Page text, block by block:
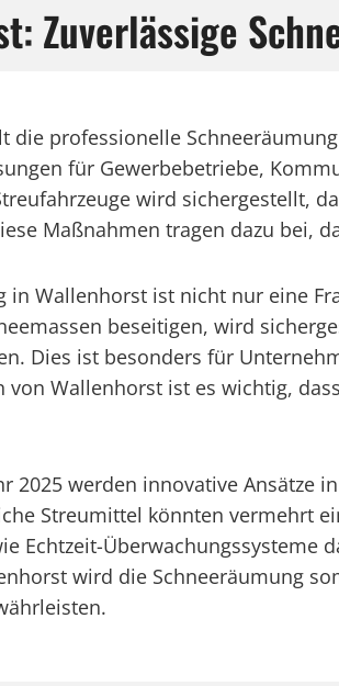
Zuverlässige
die professionelle
für Gewerbebetriebe,
wird sichergestellt,
Maßnahmen tragen dazu bei,
in Wallenhorst ist nicht nur eine
beseitigen, wird
Dies ist besonders für
von Wallenhorst ist es wichtig,
2025 werden innovative Ansätze
Streumittel könnten vermehrt
Echtzeit-Überwachungssysteme
wird die Schneeräumung